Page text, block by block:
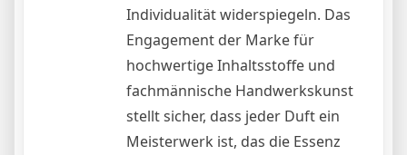
Individualität widerspiegeln. Das
Engagement der Marke für
hochwertige Inhaltsstoffe und
fachmännische Handwerkskunst
stellt sicher, dass jeder Duft ein
Meisterwerk ist, das die Essenz